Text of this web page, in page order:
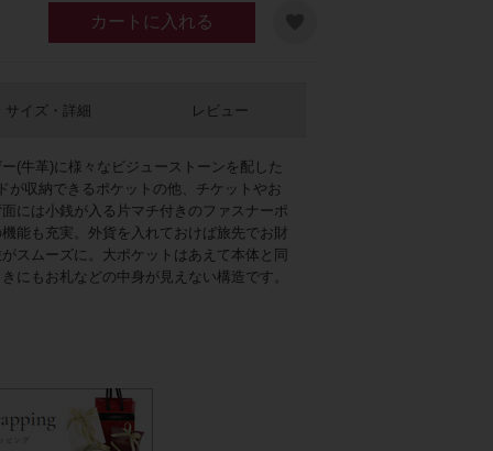
ロー
カートに入れる
(牛革)に様々なビジューストーンを配した
が収納できるポケットの他、チケットやお
には小銭が入る片マチ付きのファスナーポ
能も充実。外貨を入れておけば旅先でお財
スムーズに。大ポケットはあえて本体と同
にもお札などの中身が見えない構造です。
サイズ・詳細 レビュー